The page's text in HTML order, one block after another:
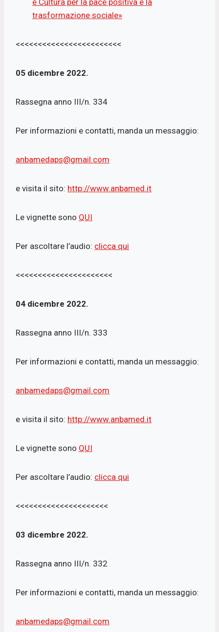
e Cultura per la pace positiva e la
trasformazione sociale»
<<<<<<<<<<<<<<<<<<<<<<<<
05 dicembre 2022.
Rassegna anno III/n. 334
Per informazioni e contatti, manda un messaggio:
anbamedaps@gmail.com
e visita il sito: http://www.anbamed.it
Le vignette sono QUI
Per ascoltare l’audio: clicca qui
<<<<<<<<<<<<<<<<<<<<<<
04 dicembre 2022.
Rassegna anno III/n. 333
Per informazioni e contatti, manda un messaggio:
anbamedaps@gmail.com
e visita il sito: http://www.anbamed.it
Le vignette sono QUI
Per ascoltare l’audio: clicca qui
<<<<<<<<<<<<<<<<<<<<<
03 dicembre 2022.
Rassegna anno III/n. 332
Per informazioni e contatti, manda un messaggio:
anbamedaps@gmail.com